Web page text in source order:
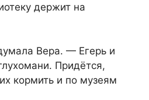
держит на
Вера. — Егерь и
Придётся,
кормить и по музеям